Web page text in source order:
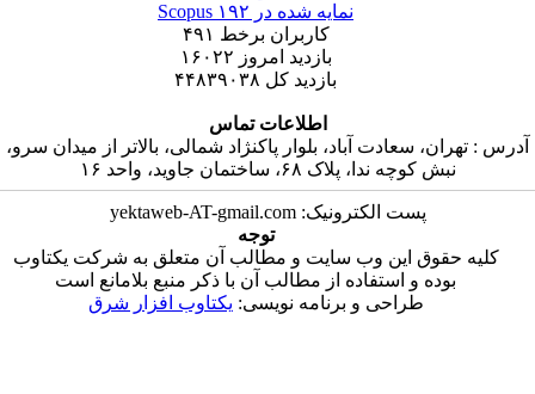
نمایه شده در Scopus۱۹۲
کاربران برخط ۴۹۱
بازدید امروز۱۶۰۲۲
بازدید کل۴۴۸۳۹۰۳۸
اطلاعات تماس
سعادت آباد، بلوار پاکنژاد شمالی، بالاتر از میدان سرو،
نبش کوچه ندا، پلاک ۶۸، ساختمان جاوید، واحد ۱۶
پست الکترونیک: yektaweb-AT-gmail.com
حقوق این وب سایت و مطالب آن متعلق به شرکت یکتاوب
بوده و استفاده از مطالب آن با ذکر منبع بلامانع است
طراحی و برنامه نویسی:یکتاوب افزار شرق